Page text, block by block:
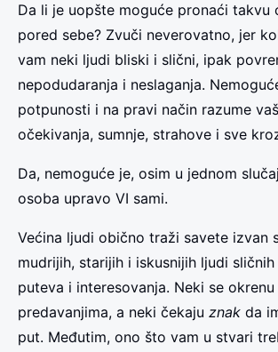
Da li je uopšte moguće pronaći takvu
pored sebe? Zvuči neverovatno, jer
vam neki ljudi bliski i slični, ipak
nepodudaranja i neslaganja.
potpunosti i na pravi način razume
očekivanja, sumnje, strahove i sve
Da, nemoguće je, osim u jednom
osoba upravo VI sami.
Većina ljudi obično traži savete izvan
mudrijih, starijih i iskusnijih ljudi
puteva i interesovanja. Neki se
predavanjima, a neki čekaju znak da
put. Međutim, ono što vam u stvari